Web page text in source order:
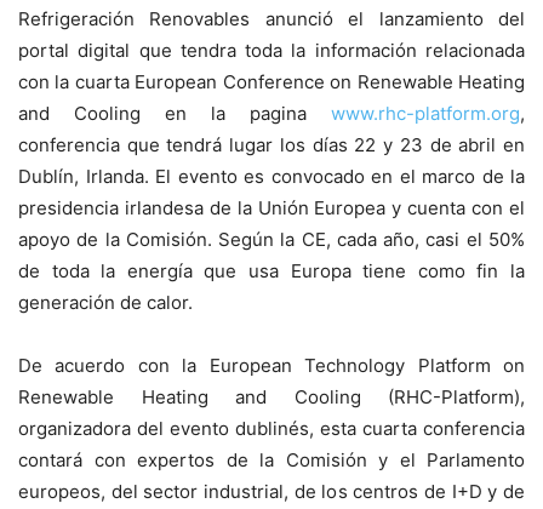
Refrigeración Renovables anunció el lanzamiento del
portal digital que tendra toda la información relacionada
con la cuarta European Conference on Renewable Heating
and Cooling en la pagina www.rhc-platform.org,
conferencia que tendrá lugar los días 22 y 23 de abril en
Dublín, Irlanda. El evento es convocado en el marco de la
presidencia irlandesa de la Unión Europea y cuenta con el
apoyo de la Comisión. Según la CE, cada año, casi el 50%
de toda la energía que usa Europa tiene como fin la
generación de calor.
De acuerdo con la European Technology Platform on
Renewable Heating and Cooling (RHC-Platform),
organizadora del evento dublinés, esta cuarta conferencia
contará con expertos de la Comisión y el Parlamento
europeos, del sector industrial, de los centros de I+D y de